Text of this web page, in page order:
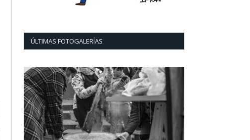
ÚLTIMAS FOTOGALERÍAS